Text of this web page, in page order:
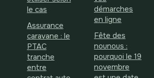
le cas
Assurance
caravane : le
PTAC
tranche
entre
démarches
en ligne
Fête des
nounous :
pourquoi le 19
novembre